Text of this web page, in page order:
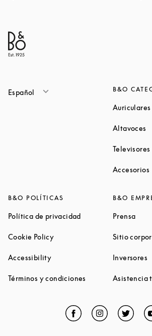
Español B&O
Auriculares
Altavoces
Televisores
Accesorios
B&O POLÍTICAS
Política de privacidadLink Opens in New
Cookie PolicyLink Opens in New Tab
AccessibilityLink Opens in New Tab
Términos y condiciones Link Opens in New
B&O
PrensaLink
Sitio
Inversores
Asistencia
Facebook
Link Opens in New
Instagram
Link Opens
TwitterLink